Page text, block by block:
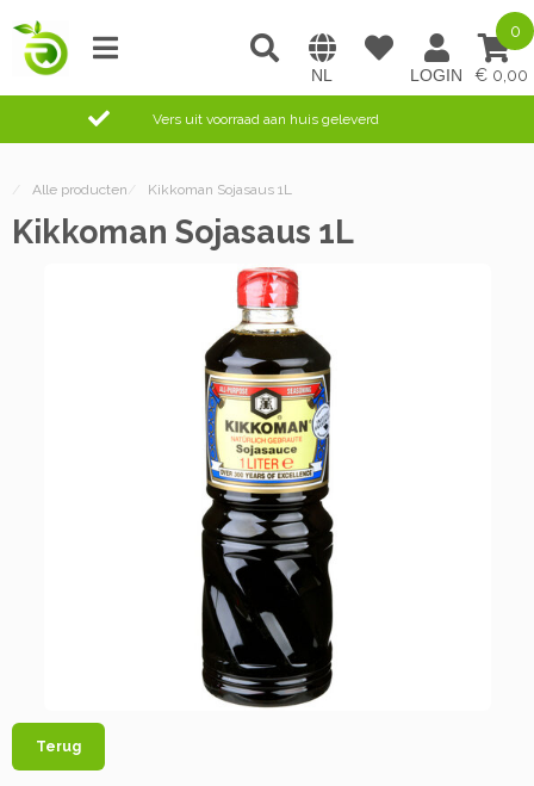
0,00
0
Vers uit voorraad aan huis geleverd
/ Alle producten / Kikkoman Sojasaus 1L
Kikkoman Sojasaus 1L
Terug